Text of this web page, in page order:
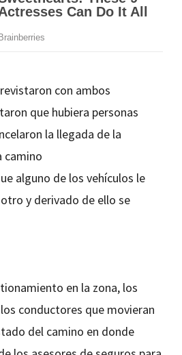
con ambos
que hubiera personas
la llegada de la
camino
alguno de los vehículos le
y derivado de ello se
en la zona, los
conductores que movieran
del camino en donde